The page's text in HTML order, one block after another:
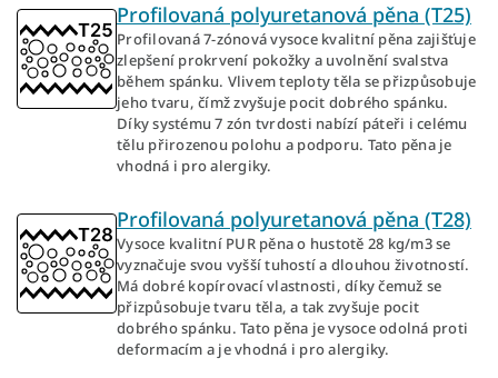
Profilovaná polyuretanová pěna (T25)
Profilovaná 7-zónová vysoce kvalitní pěna zajišťuje
zlepšení prokrvení pokožky a uvolnění svalstva
během spánku. Vlivem teploty těla se přizpůsobuje
jeho tvaru, čímž zvyšuje pocit dobrého spánku.
Díky systému 7 zón tvrdosti nabízí páteři i celému
tělu přirozenou polohu a podporu. Tato pěna je
vhodná i pro alergiky.
Profilovaná polyuretanová pěna (T28)
Vysoce kvalitní PUR pěna o hustotě 28 kg/m3 se
vyznačuje svou vyšší tuhostí a dlouhou životností.
Má dobré kopírovací vlastnosti, díky čemuž se
přizpůsobuje tvaru těla, a tak zvyšuje pocit
dobrého spánku. Tato pěna je vysoce odolná proti
deformacím a je vhodná i pro alergiky.